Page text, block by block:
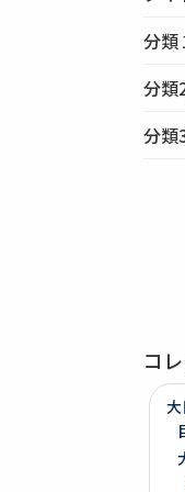
分
分
分
コ